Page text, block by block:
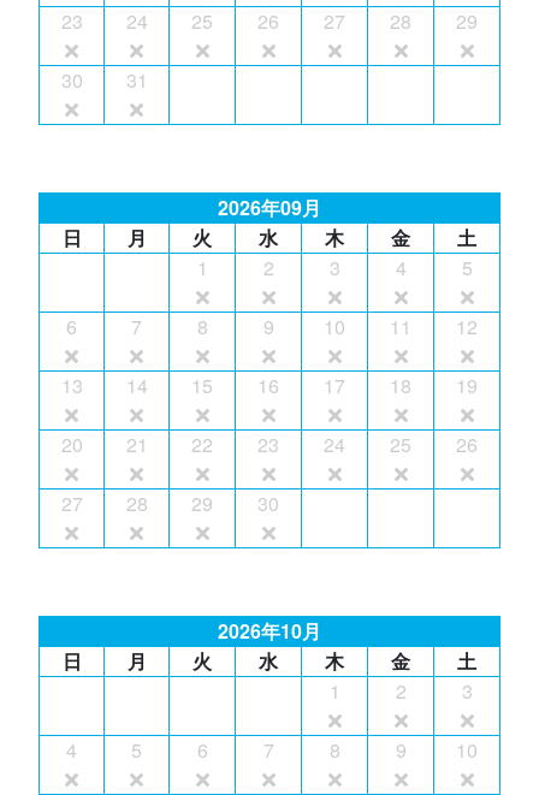
23 24 25 26 27 28 29
30 31
2026年09月
日
月 火 水 木 金
土
1
2 3 4 5
6 7 8 9 10 11 12
13 14 15 16 17 18 19
20 21 22 23 24 25 26
27 28 29 30
2026年10月
日
月 火 水 木 金
土
1
2 3
4 5 6 7 8 9 10